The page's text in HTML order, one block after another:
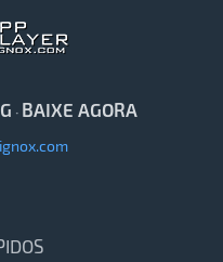
· BAIXE AGORA